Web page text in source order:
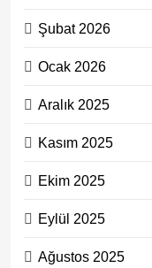
Şubat 2026
Ocak 2026
Aralık 2025
Kasım 2025
Ekim 2025
Eylül 2025
Ağustos 2025